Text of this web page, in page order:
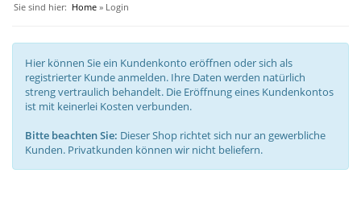
Sie sind hier: Home » Login
Hier können Sie ein Kundenkonto eröffnen oder sich als
registrierter Kunde anmelden. Ihre Daten werden natürlich
streng vertraulich behandelt. Die Eröffnung eines Kundenkontos
ist mit keinerlei Kosten verbunden.
Bitte beachten Sie: Dieser Shop richtet sich nur an gewerbliche
Kunden. Privatkunden können wir nicht beliefern.